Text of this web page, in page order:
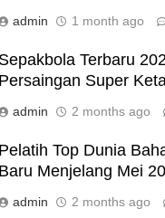
admin 1 month ago
Sepakbola Terbaru
Persaingan Super
admin 2 months ago
Pelatih Top Dunia
Baru Menjelang Mei
admin 2 months ago